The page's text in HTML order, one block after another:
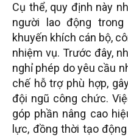
Cụ thể, quy định này
người lao động
khuyến khích cán bộ,
nhiệm vụ. Trước đây,
nghỉ phép do yêu cầu
chế hỗ trợ phù hợp,
đội ngũ công chức.
góp phần nâng cao
lực, đồng thời tạo